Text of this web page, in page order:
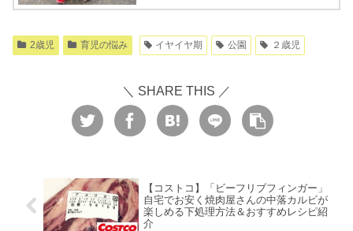
2歳児 育児の悩み イヤイヤ期 公園 ２歳児
＼ SHARE THIS ／
【コストコ】「ビーフリブフィンガー」
自宅でお安く焼肉屋さんの中落カルビが
楽しめる下処理方法＆おすすめレシピ紹
介